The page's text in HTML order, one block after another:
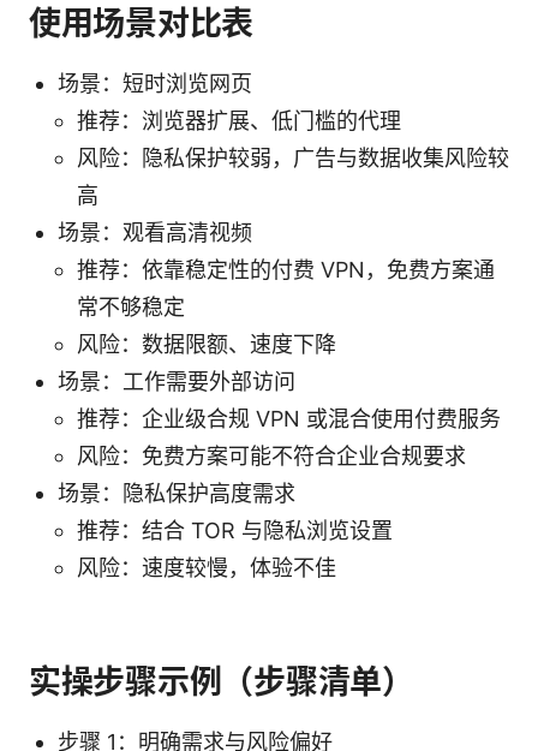
使用场景对比表
场景：短时浏览网页
推荐：浏览器扩展、低门槛的代理
风险：隐私保护较弱，广告与数据收集风险较
高
场景：观看高清视频
推荐：依靠稳定性的付费 VPN，免费方案通
常不够稳定
风险：数据限额、速度下降
场景：工作需要外部访问
推荐：企业级合规 VPN 或混合使用付费服务
风险：免费方案可能不符合企业合规要求
场景：隐私保护高度需求
推荐：结合 TOR 与隐私浏览设置
风险：速度较慢，体验不佳
实操步骤示例（步骤清单）
步骤 1：明确需求与风险偏好